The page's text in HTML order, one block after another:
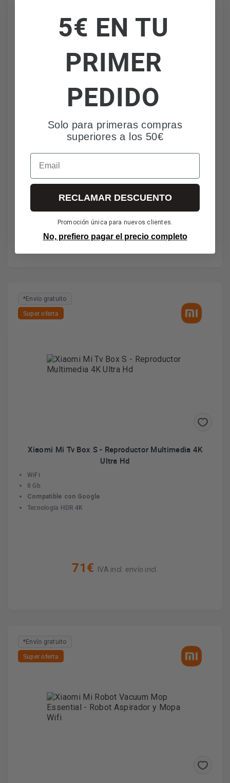
4.2
Google Assistant
Conexión HDMI
Google Play Store
Portátil
43€IVA incl. envío incl.
*Envío gratuito
Super oferta
Xiaomi Mi Tv Box S - Reproductor Multimedia 4K
Ultra Hd
WiFi
8 Gb
Compatible con Google
Tecnología HDR 4K
71€ IVA incl. envío incl.
*Envío gratuito
Super oferta
5€ EN TU
PRIMER
PEDIDO
Solo para primeras compras
superiores a los 50€
Email
RECLAMAR DESCUENTO
Promoción única para nuevos clientes.
No, prefiero pagar el precio completo